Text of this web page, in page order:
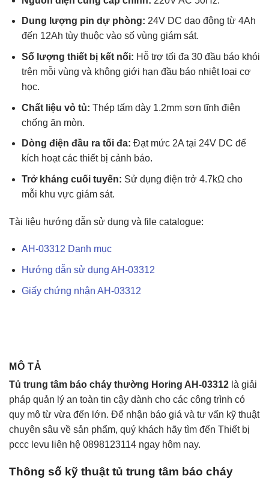
Dung lượng pin dự phòng: 24V DC dao động từ 4Ah
đến 12Ah tùy thuộc vào số vùng giám sát.
Số lượng thiết bị kết nối: Hỗ trợ tối đa 30 đầu báo khói
trên mỗi vùng và không giới hạn đầu báo nhiệt loại cơ
học.
Chất liệu vỏ tủ: Thép tấm dày 1.2mm sơn tĩnh điện
chống ăn mòn.
Dòng điện đầu ra tối đa: Đạt mức 2A tại 24V DC để
kích hoạt các thiết bị cảnh báo.
Trở kháng cuối tuyến: Sử dụng điện trở 4.7kΩ cho
mỗi khu vực giám sát.
Tài liệu hướng dẫn sử dụng và file catalogue:
AH-03312 Danh mục
Hướng dẫn sử dụng AH-03312
Giấy chứng nhận AH-03312
MÔ TẢ
Tủ trung tâm báo cháy thường Horing AH-03312 là giải
pháp quản lý an toàn tin cậy dành cho các công trình có
quy mô từ vừa đến lớn. Để nhận báo giá và tư vấn kỹ thuật
chuyên sâu về sản phẩm, quý khách hãy tìm đến Thiết bị
pccc levu liên hệ 0898123114 ngay hôm nay.
Thông số kỹ thuật tủ trung tâm báo cháy